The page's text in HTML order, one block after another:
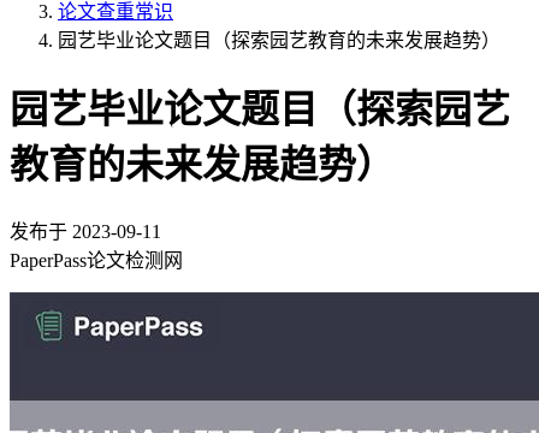
论文查重常识
园艺毕业论文题目（探索园艺教育的未来发展趋势）
园艺毕业论文题目（探索园艺
教育的未来发展趋势）
发布于 2023-09-11
PaperPass论文检测网